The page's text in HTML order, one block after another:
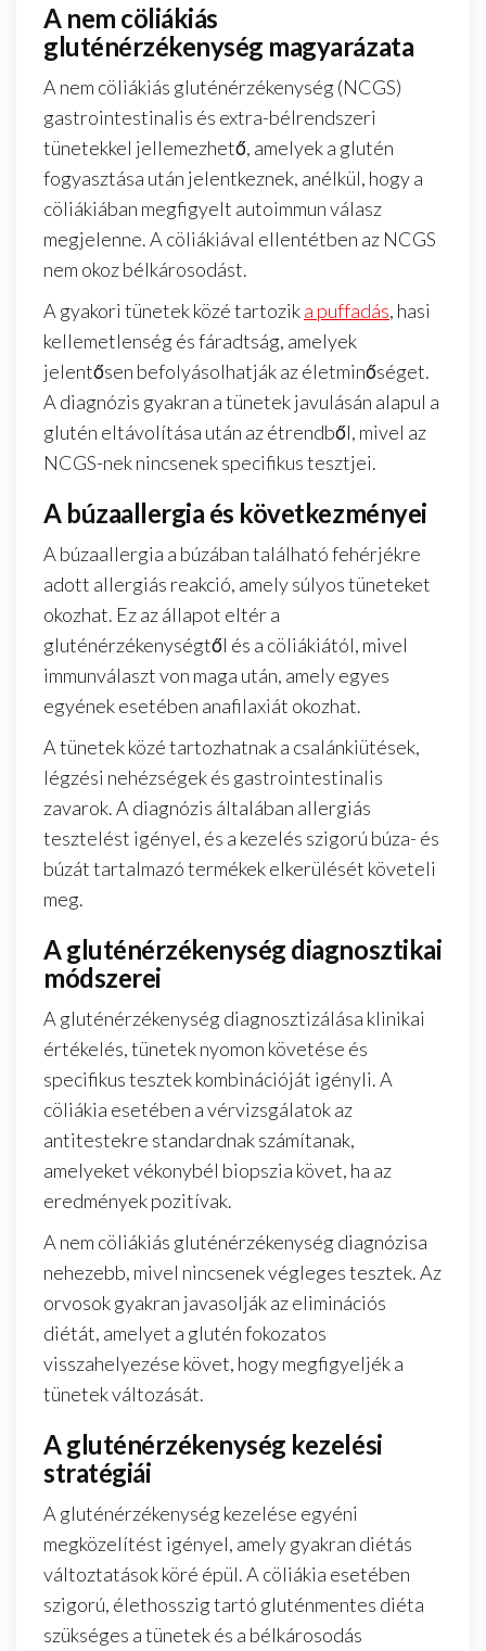
A nem cöliákiás
gluténérzékenység magyarázata
A nem cöliákiás gluténérzékenység (NCGS)
gastrointestinalis és extra-bélrendszeri
tünetekkel jellemezhető, amelyek a glutén
fogyasztása után jelentkeznek, anélkül, hogy a
cöliákiában megfigyelt autoimmun válasz
megjelenne. A cöliákiával ellentétben az NCGS
nem okoz bélkárosodást.
A gyakori tünetek közé tartozika puffadás, hasi
kellemetlenség és fáradtság, amelyek
jelentősen befolyásolhatják az életminőséget.
A diagnózis gyakran a tünetek javulásán alapul a
glutén eltávolítása után az étrendből, mivel az
NCGS-nek nincsenek specifikus tesztjei.
A búzaallergia és következményei
A búzaallergia a búzában található fehérjékre
adott allergiás reakció, amely súlyos tüneteket
okozhat. Ez az állapot eltér a
gluténérzékenységtől és a cöliákiától, mivel
immunválaszt von maga után, amely egyes
egyének esetében anafilaxiát okozhat.
A tünetek közé tartozhatnak a csalánkiütések,
légzési nehézségek és gastrointestinalis
zavarok. A diagnózis általában allergiás
tesztelést igényel, és a kezelés szigorú búza- és
búzát tartalmazó termékek elkerülését követeli
meg.
A gluténérzékenység diagnosztikai
módszerei
A gluténérzékenység diagnosztizálása klinikai
értékelés, tünetek nyomon követése és
specifikus tesztek kombinációját igényli. A
cöliákia esetében a vérvizsgálatok az
antitestekre standardnak számítanak,
amelyeket vékonybél biopszia követ, ha az
eredmények pozitívak.
A nem cöliákiás gluténérzékenység diagnózisa
nehezebb, mivel nincsenek végleges tesztek. Az
orvosok gyakran javasolják az eliminációs
diétát, amelyet a glutén fokozatos
visszahelyezése követ, hogy megfigyeljék a
tünetek változását.
A gluténérzékenység kezelési
stratégiái
A gluténérzékenység kezelése egyéni
megközelítést igényel, amely gyakran diétás
változtatások köré épül. A cöliákia esetében
szigorú, élethosszig tartó gluténmentes diéta
szükséges a tünetek és a bélkárosodás